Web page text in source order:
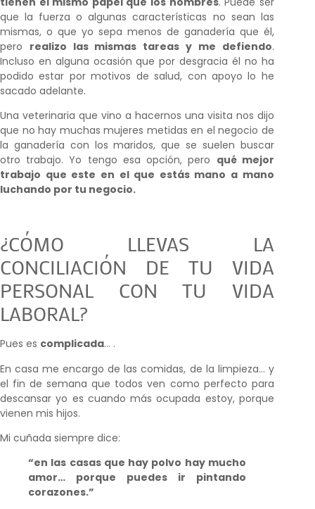
que la fuerza o algunas características no sean las
mismas, o que yo sepa menos de ganadería que él,
pero realizo las mismas tareas y me defiendo.
Incluso en alguna ocasión que por desgracia él no ha
podido estar por motivos de salud, con apoyo lo he
sacado adelante.
Una veterinaria que vino a hacernos una visita nos dijo
que no hay muchas mujeres metidas en el negocio de
la ganadería con los maridos, que se suelen buscar
otro trabajo. Yo tengo esa opción, pero qué mejor
trabajo que este en el que estás mano a mano
luchando por tu negocio.
¿CÓMO LLEVAS LA
CONCILIACIÓN DE TU VIDA
PERSONAL CON TU VIDA
LABORAL?
Pues es complicada… .
En casa me encargo de las comidas, de la limpieza… y
el fin de semana que todos ven como perfecto para
descansar yo es cuando más ocupada estoy, porque
vienen mis hijos.
Mi cuñada siempre dice:
“en las casas que hay polvo hay mucho
amor… porque puedes ir pintando
corazones.”